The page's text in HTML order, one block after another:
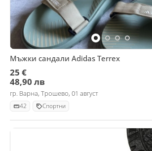
Мъжки сандали Adidas Terrex
25 €
48,90 лв
гр. Варна, Трошево, 01 август
42 Спортни